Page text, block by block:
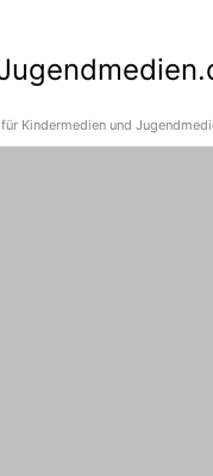
Kindermedien und